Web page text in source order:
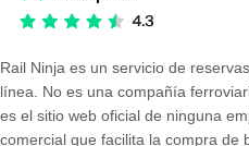
Rail Ninja es un servicio de
línea. No es una compañía
es el sitio web oficial de ninguna
comercial que facilita la compra de